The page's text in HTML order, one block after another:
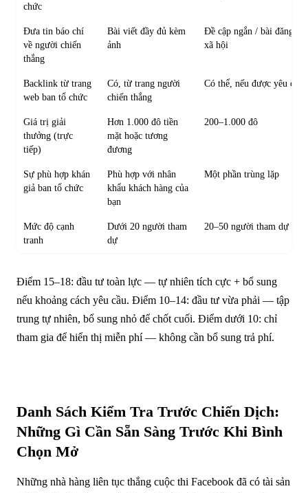
chức
Đưa tin báo chí
về người chiến
thắng
Bài viết đầy đủ kèm
ảnh
Đề cập ngắn / bài đăng
xã hội
Backlink từ trang
web ban tổ chức
Có, từ trang người
chiến thắng
Có thể, nếu được yêu cầu
Giá trị giải
thưởng (trực
tiếp)
Hơn 1.000 đô tiền
mặt hoặc tương
đương
200–1.000 đô
Sự phù hợp khán
giả ban tổ chức
Phù hợp với nhân
khẩu khách hàng của
bạn
Một phần trùng lặp
Mức độ cạnh
tranh
Dưới 20 người tham
dự
20–50 người tham dự
Điểm 15–18: đầu tư toàn lực — tự nhiên tích cực + bổ sung
nếu khoảng cách yêu cầu. Điểm 10–14: đầu tư vừa phải — tập
trung tự nhiên, bổ sung nhỏ để chốt cuối. Điểm dưới 10: chỉ
tham gia để hiển thị miễn phí — không cần bổ sung trả phí.
Danh Sách Kiểm Tra Trước Chiến Dịch:
Những Gì Cần Sẵn Sàng Trước Khi Bình
Chọn Mở
Những nhà hàng liên tục thắng cuộc thi Facebook đã có tài sản